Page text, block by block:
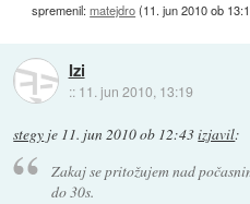
spremenil:matejdro(11. jun 2010 ob
Izi
:: 11. jun 2010, 13:19
stegy je 11. jun 2010 ob 12:43izjavil:
Zakaj se pritožujem nad
do 30s.